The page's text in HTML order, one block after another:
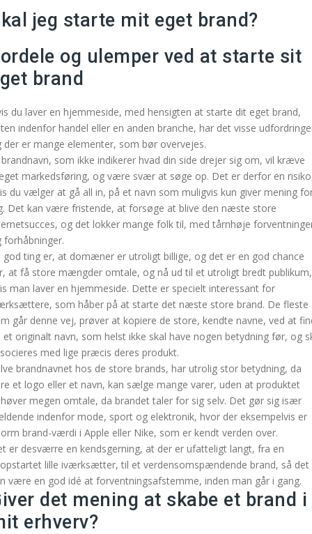
jeg starte mit eget brand?
og ulemper ved at starte sit
brand
du laver en hjemmeside, med hensigten at starte dit eget brand,
indenfor handel eller en anden branche, har det visse
der er mange elementer, som bør overvejes.
som ikke indikerer hvad din side drejer sig om, vil kræve
markedsføring, og være svær at søge op. Det er derfor en
du vælger at gå all in, på et navn som muligvis kun giver mening
Det kan være fristende, at forsøge at blive den næste store
og det lokker mange folk til, med tårnhøje
forhåbninger.
god ting er, at domæner er utroligt billige, og det er en god chance
at få store mængder omtale, og nå ud til et utroligt bredt publikum,
man laver en hjemmeside. Dette er specielt interessant for
som håber på at starte det næste store brand. De fleste
går denne vej, prøver at kopiere de store, kendte navne, ved at
et originalt navn, som helst ikke skal have nogen betydning før, og
med lige præcis deres produkt.
brandnavnet hos de store brands, har utrolig stor betydning, da
et logo eller et navn, kan sælge mange varer, uden at produktet
megen omtale, da brandet taler for sig selv. Det gør sig især
indenfor mode, sport og elektronik, hvor der eksempelvis er
brand-værdi i Apple eller Nike, som er kendt verden over.
er desværre en kendsgerning, at der er ufatteligt langt, fra en
lille iværksætter, til et verdensomspændende brand, så det
være en god idé at forventningsafstemme, inden man går i gang.
det mening at skabe et brand i
erhverv?